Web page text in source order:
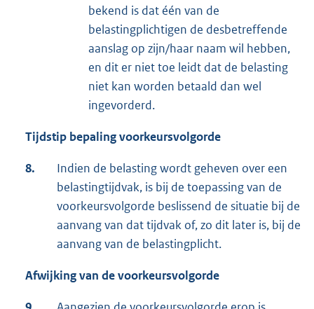
bekend is dat één van de
belastingplichtigen de desbetreffende
aanslag op zijn/haar naam wil hebben,
en dit er niet toe leidt dat de belasting
niet kan worden betaald dan wel
ingevorderd.
Tijdstip bepaling voorkeursvolgorde
8.
Indien de belasting wordt geheven over een
belastingtijdvak, is bij de toepassing van de
voorkeursvolgorde beslissend de situatie bij de
aanvang van dat tijdvak of, zo dit later is, bij de
aanvang van de belastingplicht.
Afwijking van de voorkeursvolgorde